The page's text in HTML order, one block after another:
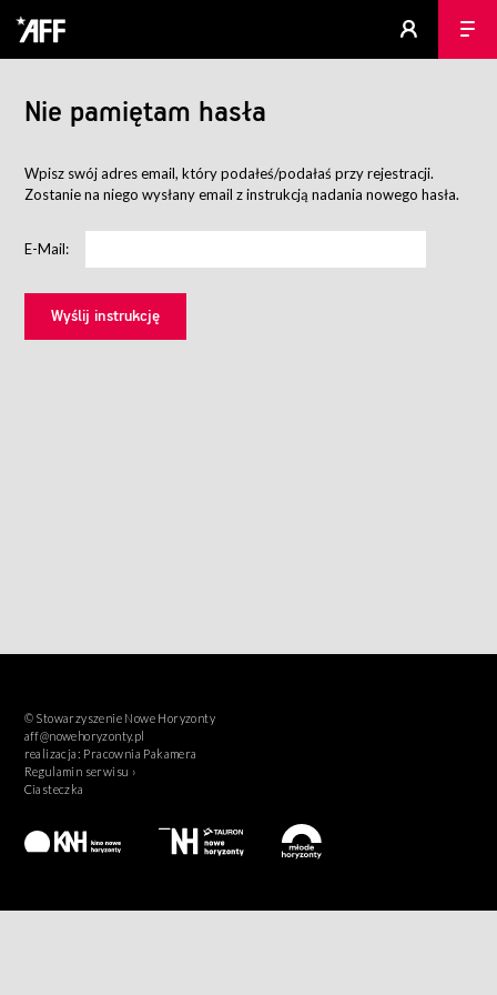
Nie pamiętam hasła
Wpisz swój adres email, który podałeś/podałaś przy rejestracji.
Zostanie na niego wysłany email z instrukcją nadania nowego hasła.
E-Mail:
© Stowarzyszenie Nowe Horyzonty
aff@nowehoryzonty.pl
realizacja: Pracownia Pakamera
Regulamin serwisu ›
Ciasteczka